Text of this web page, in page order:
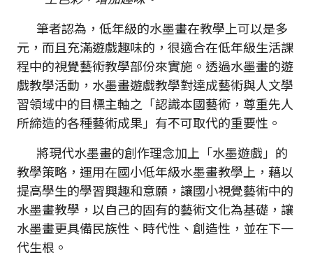
筆者認為，低年級的水墨畫在教學上可以是多
元，而且充滿遊戲趣味的，很適合在低年級生活課
程中的視覺藝術教學部份來實施。透過水墨畫的遊
戲教學活動，水墨畫遊戲教學對達成藝術與人文學
習領域中的目標主軸之「認識本國藝術，尊重先人
所締造的各種藝術成果」有不可取代的重要性。
將現代水墨畫的創作理念加上「水墨遊戲」的
教學策略，運用在國小低年級水墨畫教學上，藉以
提高學生的學習興趣和意願，讓國小視覺藝術中的
水墨畫教學，以自己的固有的藝術文化為基礎，讓
水墨畫更具備民族性、時代性、創造性，並在下一
代生根。